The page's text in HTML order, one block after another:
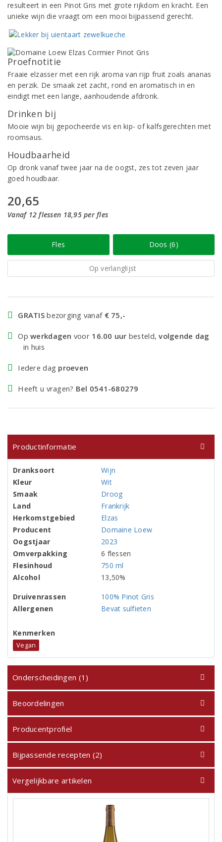
resulteert in een Pinot Gris met grote rijkdom en kracht. Een
unieke wijn die vraagt om een mooi bijpassend gerecht.
Proefnotitie
Fraaie elzasser met een rijk aroma van rijp fruit zoals ananas
en perzik. De smaak zet zacht, rond en aromatisch in en
eindigt met een lange, aanhoudende afdronk.
Drinken bij
Mooie wijn bij gepocheerde vis en kip- of kalfsgerechten met
roomsaus.
Houdbaarheid
Op dronk vanaf twee jaar na de oogst, zes tot zeven jaar
goed houdbaar.
20,65
Vanaf 12 flessen 18,95 per fles
Fles Doos (6)
Op verlanglijst
GRATIS bezorging vanaf € 75,-
Opwerkdagen voor 16.00 uur besteld,volgende dag
in huis
Iedere dag proeven
Heeft u vragen? Bel 0541-680279
Productinformatie
Dranksoort
Wijn
Kleur
Wit
Smaak
Droog
Land
Frankrijk
Herkomstgebied
Elzas
Producent
Domaine Loew
Oogstjaar
2023
Omverpakking
6 flessen
Flesinhoud
750 ml
Alcohol
13,50%
Druivenrassen
100% Pinot Gris
Allergenen
Bevat sulfieten
Kenmerken
Vegan
Onderscheidingen (1)
Beoordelingen
Producentprofiel
Bijpassende recepten (2)
Vergelijkbare artikelen